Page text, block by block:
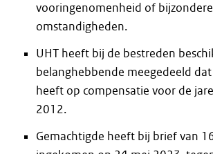
vooringenomenheid of bijzondere
omstandigheden.
UHT heeft bij de bestreden
belanghebbende meegedeeld
heeft op compensatie voor de
2012.
Gemachtigde heeft bij brief van